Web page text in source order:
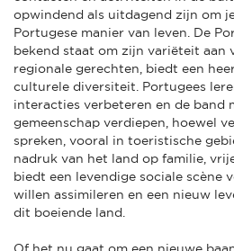
opwindend als uitdagend zijn om
Portugese manier van leven. De
bekend staat om zijn variëteit aan
regionale gerechten, biedt een
culturele diversiteit. Portugees
interacties verbeteren en de band
gemeenschap verdiepen, hoewel
spreken, vooral in toeristische
nadruk van het land op familie,
biedt een levendige sociale scène
willen assimileren en een nieuw
dit boeiende land.
Of het nu gaat om een nieuwe